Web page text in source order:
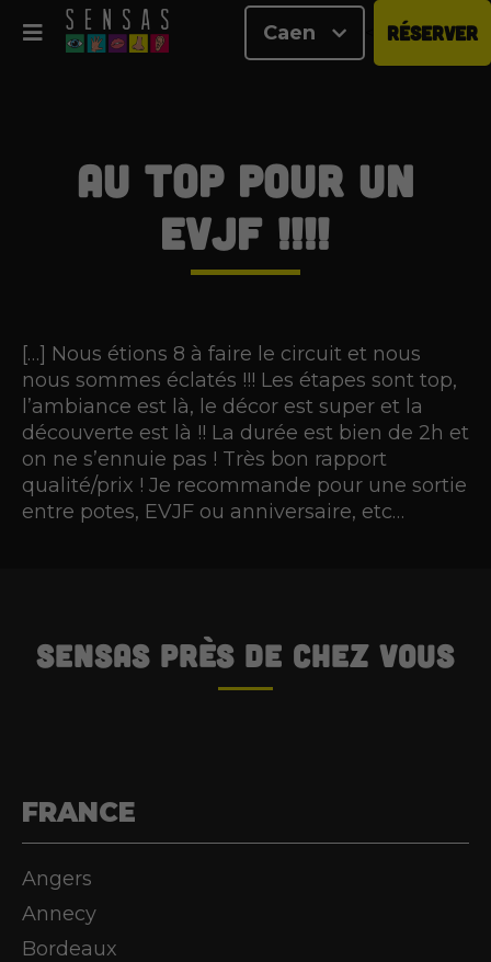
Caen RÉSERVER
Au top pour un
EVJF !!!!
[…] Nous étions 8 à faire le circuit et nous
nous sommes éclatés !!! Les étapes sont top,
l’ambiance est là, le décor est super et la
découverte est là !! La durée est bien de 2h et
on ne s’ennuie pas ! Très bon rapport
qualité/prix ! Je recommande pour une sortie
entre potes, EVJF ou anniversaire, etc…
SENSAS près de chez vous
FRANCE
Angers
Annecy
Bordeaux